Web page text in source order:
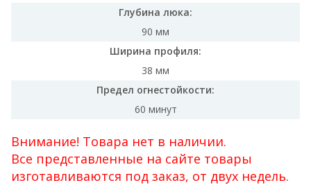
Глубина люка:
90 мм
Ширина профиля:
38 мм
Предел огнестойкости:
60 минут
Внимание! Товара нет в наличии.
Все представленные на сайте товары
изготавливаются под заказ, от двух недель.